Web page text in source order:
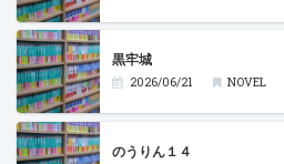
黒牢城
2026/06/21 NOVEL
のうりん１４